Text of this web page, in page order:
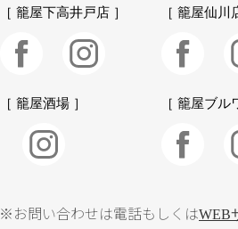
［ 籠屋下高井戸店 ］ ［ 籠屋仙川
［ 籠屋酒場 ］ ［ 籠屋ブル
※お問い合わせは電話もしくはWEB